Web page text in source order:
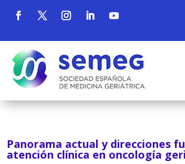
Panorama actual y direcciones
atención clínica en oncología